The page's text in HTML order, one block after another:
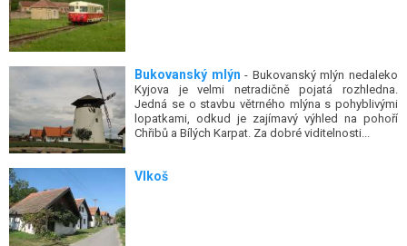
Bukovanský mlýn - Bukovanský mlýn nedaleko
Kyjova je velmi netradičně pojatá rozhledna.
Jedná se o stavbu větrného mlýna s pohyblivými
lopatkami, odkud je zajímavý výhled na pohoří
Chřibů a Bílých Karpat. Za dobré viditelnosti...
Vlkoš